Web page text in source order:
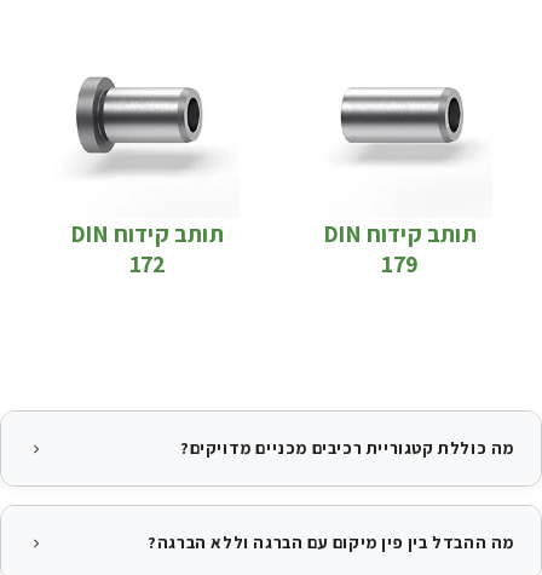
תותב קידוח DIN
179
תותב קידוח DIN
172
מה כוללת קטגוריית רכיבים מכניים מדויקים?
מה ההבדל בין פין מיקום עם הברגה וללא הברגה?